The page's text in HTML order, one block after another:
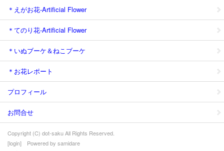
＊えがお花-Artificial Flower
＊てのり花-Artificial Flower
＊いぬブーケ＆ねこブーケ
＊お花レポート
プロフィール
お問合せ
Copyright (C) dot-saku All Rights Reserved.
[login] Powered by samidare